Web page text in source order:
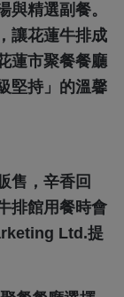
精選副餐。
讓花蓮牛排成
蓮市聚餐餐廳
堅持」的溫馨
售，辛香回
排館用餐時會
Ltd.提